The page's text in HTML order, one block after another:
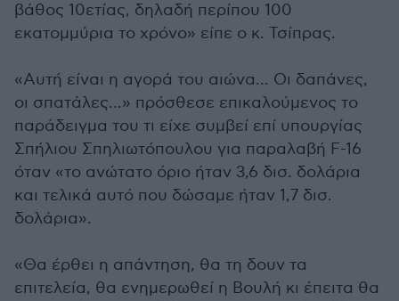
βάθος 10ετίας, δηλαδή περίπου 100
εκατομμύρια το χρόνο» είπε ο κ. Τσίπρας.
«Αυτή είναι η αγορά του αιώνα... Οι δαπάνες,
οι σπατάλες...» πρόσθεσε επικαλούμενος το
παράδειγμα του τι είχε συμβεί επί υπουργίας
Σπήλιου Σπηλιωτόπουλου για παραλαβή F-16
όταν «το ανώτατο όριο ήταν 3,6 δισ. δολάρια
και τελικά αυτό που δώσαμε ήταν 1,7 δισ.
δολάρια».
«Θα έρθει η απάντηση, θα τη δουν τα
επιτελεία, θα ενημερωθεί η Βουλή κι έπειτα θα